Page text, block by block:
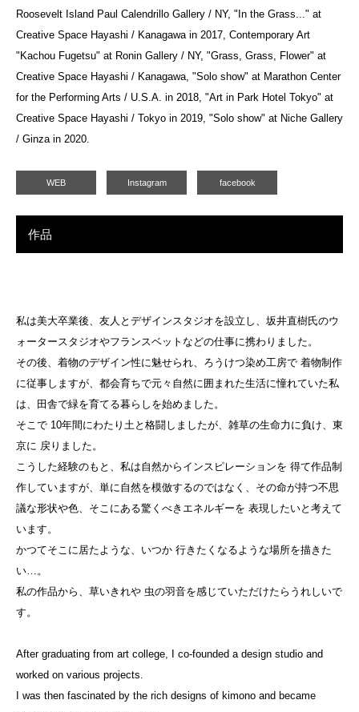
Roosevelt Island Paul Calendrillo Gallery / NY, "In the Grass..." at
Creative Space Hayashi / Kanagawa in 2017, Contemporary Art
"Kachou Fugetsu" at Ronin Gallery / NY, "Grass, Grass, Flower" at
Creative Space Hayashi / Kanagawa, "Solo show" at Marathon Center
for the Performing Arts / U.S.A. in 2018, "Art in Park Hotel Tokyo" at
Creative Space Hayashi / Tokyo in 2019, "Solo show" at Niche Gallery
/ Ginza in 2020.
WEB Instagram facebook
作品
私は美大卒業後、友人とデザインスタジオを設立し、坂井直樹氏のウ
ォータースタジオやフランスベットなどの仕事に携わりました。
その後、着物のデザイン性に魅せられ、ろうけつ染め工房で 着物制作
に従事しますが、都会育ちで元々自然に囲まれた生活に憧れていた私
は、田舎で緑を育てる暮らしを始めました。
そこで 10年間にわたり土と格闘しましたが、雑草の生命力に負け、東
京に 戻りました。
こうした経験のもと、私は自然からインスピレーションを 得て作品制
作していますが、単に自然を模倣するのではなく、その命が持つ不思
議な形状や色、そこにある驚くべきエネルギーを 表現したいと考えて
います。
かつてそこに居たような、いつか 行きたくなるような場所を描きた
い…。
私の作品から、草いきれや 虫の羽音を感じていただけたらうれしいで
す。
After graduating from art college, I co-founded a design studio and
worked on various projects.
I was then fascinated by the rich designs of kimono and became